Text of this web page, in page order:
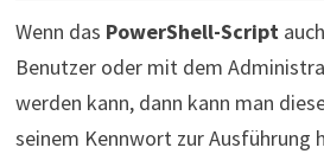
Wenn das PowerShell-Script
Benutzer oder mit dem
werden kann, dann kann man
seinem Kennwort zur Ausführung